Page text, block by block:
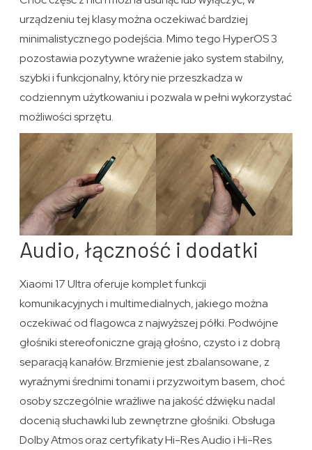
urządzeniu tej klasy można oczekiwać bardziej
minimalistycznego podejścia. Mimo tego HyperOS 3
pozostawia pozytywne wrażenie jako system stabilny,
szybki i funkcjonalny, który nie przeszkadza w
codziennym użytkowaniu i pozwala w pełni wykorzystać
możliwości sprzętu.
Audio, łączność i dodatki
Xiaomi 17 Ultra oferuje komplet funkcji
komunikacyjnych i multimedialnych, jakiego można
oczekiwać od flagowca z najwyższej półki. Podwójne
głośniki stereofoniczne grają głośno, czysto i z dobrą
separacją kanałów. Brzmienie jest zbalansowane, z
wyraźnymi średnimi tonami i przyzwoitym basem, choć
osoby szczególnie wrażliwe na jakość dźwięku nadal
docenią słuchawki lub zewnętrzne głośniki. Obsługa
Dolby Atmos oraz certyfikaty Hi-Res Audio i Hi-Res